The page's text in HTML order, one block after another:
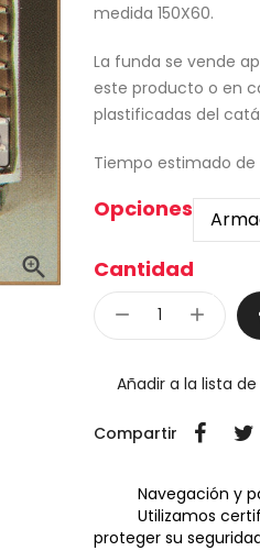

medida 150X60.
La funda se vende
este producto o en
plastificadas del
Tiempo estimado de
Opciones
Cantidad
Añadir a la lista
Compartir
Navegación y
Utilizamos
proteger su